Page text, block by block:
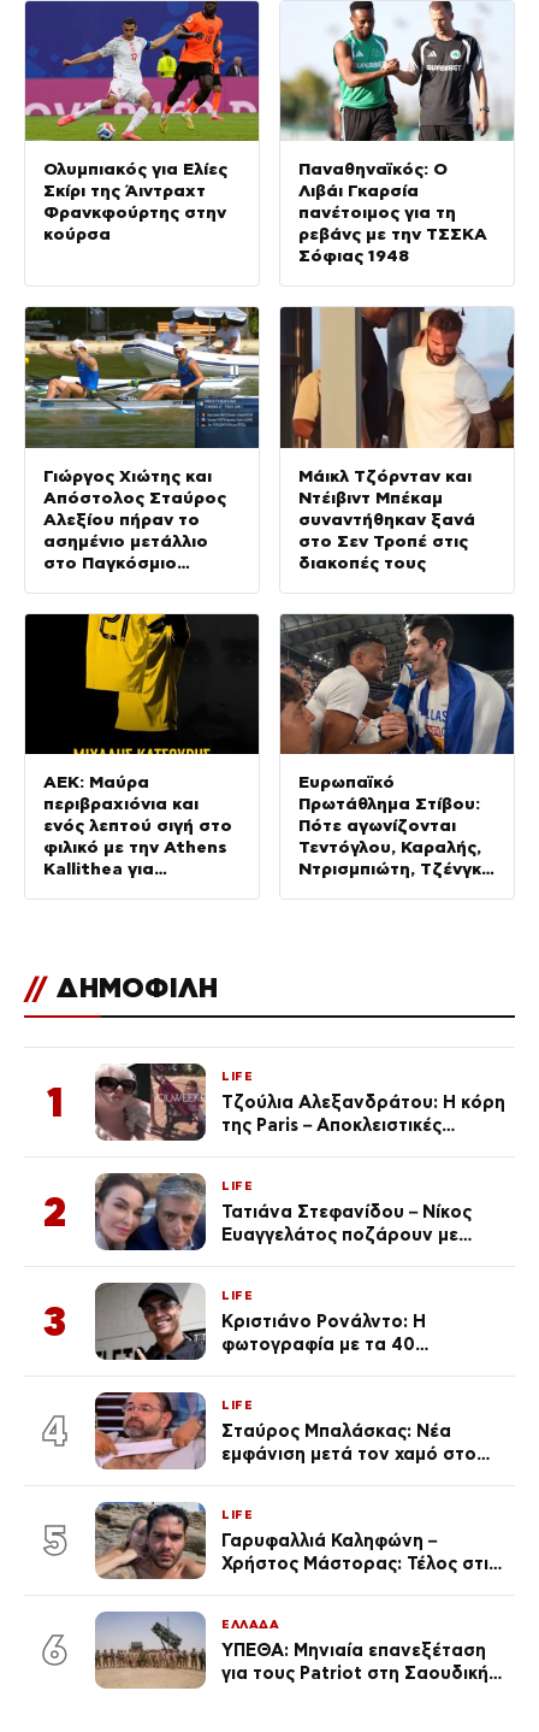
Ολυμπιακός για Ελίες
Σκίρι της Άιντραχτ
Φρανκφούρτης στην
κούρσα
Παναθηναϊκός: Ο
Λιβάι Γκαρσία
πανέτοιμος για τη
ρεβάνς με την ΤΣΣΚΑ
Σόφιας 1948
Γιώργος Χιώτης και
Απόστολος Σταύρος
Αλεξίου πήραν το
ασημένιο μετάλλιο
στο Παγκόσμιο
Νεανίδων
Μάικλ Τζόρνταν και
Ντέιβιντ Μπέκαμ
συναντήθηκαν ξανά
στο Σεν Τροπέ στις
διακοπές τους
ΑΕΚ: Μαύρα
περιβραχιόνια και
ενός λεπτού σιγή στο
φιλικό με την Athens
Kallithea για
Ευρωπαϊκό
Πρωτάθλημα Στίβου:
Πότε αγωνίζονται
Τεντόγλου, Καραλής,
Ντρισμπιώτη, Τζένγκο
// ΔΗΜΟΦΙΛΗ
1
LIFE
Τζούλια Αλεξανδράτου: Η κόρη
της Paris – Αποκλειστικές
2
LIFE
Τατιάνα Στεφανίδου – Νίκος
Ευαγγελάτος ποζάρουν με
3
LIFE
Κριστιάνο Ρονάλντο: Η
φωτογραφία με τα 40
εκ. likes
4
LIFE
Σταύρος Μπαλάσκας: Νέα
εμφάνιση μετά τον χαμό στο
5
LIFE
Γαρυφαλλιά Καληφώνη –
Χρήστος Μάστορας: Τέλος στις
6
ΕΛΛΑΔΑ
ΥΠΕΘΑ: Μηνιαία επανεξέταση
για τους Patriot στη Σαουδική